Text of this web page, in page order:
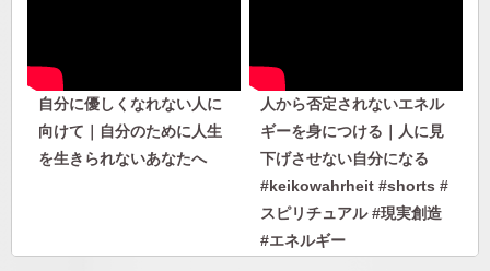
自分に優しくなれない人に
向けて｜自分のために人生
を生きられないあなたへ
人から否定されないエネル
ギーを身につける｜人に見
下げさせない自分になる
#keikowahrheit #shorts #
スピリチュアル #現実創造
#エネルギー